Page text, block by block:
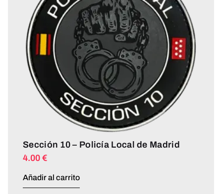
Sección 10 – Policía Local de Madrid
4.00 €
Añadir al carrito